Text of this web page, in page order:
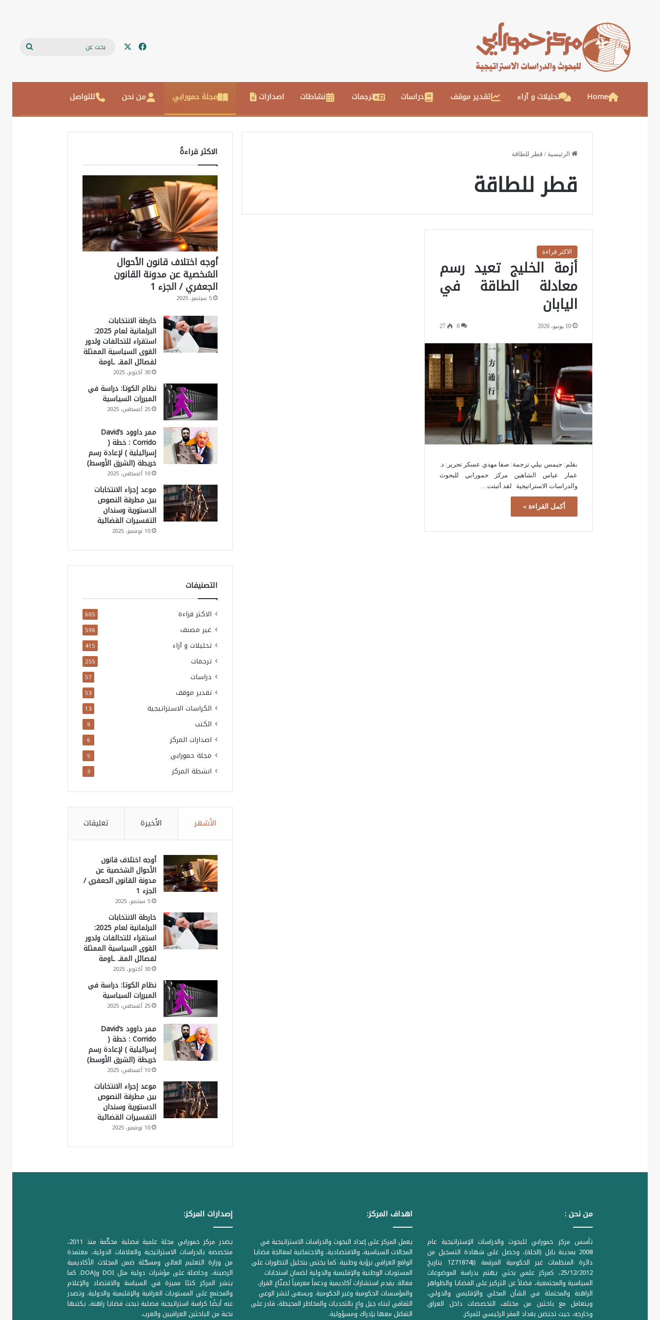
فيسبوك
Home تحليلات و آراء تقدير موقف دراسات ترجمات نشاطات اصدارات مجلة حمورابي من نحن للتواصل
الرئيسية / قطر للطاقة
قطر للطاقة
الاكثر قراءة
أزمة الخليج تعيد رسم
معادلة الطاقة في
اليابان
10 يونيو، 2026 0
27
بقلم: جيمس بيلي ترجمة: صفا مهدي عسكر تحرير: د.
عمار عباس الشاهين مركز حمورابي للبحوث
والدراسات الاستراتيجية لقد أثبتت…
أكمل القراءة »
الاكثر قراءةً
أوجه اختلاف قانون الأحوال
الشخصية عن مدونة القانون
الجعفري / الجزء 1
5 سبتمبر، 2025
خارطة الانتخابات
البرلمانية لعام 2025:
استقراء للتحالفات ولدور
القوى السياسية الممثلة
لفصائل المقـ ـاومة
30 أكتوبر، 2025
نظام الكوتا: دراسة في
المبررات السياسية
25 أغسطس، 2025
ممر داوود David’s
Corrido : خطة (
إسرائيلية ) لإعادة رسم
خريطة (الشرق الأوسط)
10 أغسطس، 2025
موعد إجراء الانتخابات
بين مطرقة النصوص
الدستورية وسندان
التفسيرات القضائية
10 نوفمبر، 2025
التصنيفات
الاكثر قراءة 605
غير مصنف 596
تحليلات و آراء 415
ترجمات 255
دراسات 57
تقدير موقف 53
الكراسات الاستراتيجية 13
الكتب 9
اصدارات المركز 6
مجلة حمورابي 5
انشطة المركز 3
الأشهر الأخيرة تعليقات
أوجه اختلاف قانون
الأحوال الشخصية عن
مدونة القانون الجعفري /
الجزء 1
5 سبتمبر، 2025
خارطة الانتخابات
البرلمانية لعام 2025:
استقراء للتحالفات ولدور
القوى السياسية الممثلة
لفصائل المقـ ـاومة
30 أكتوبر، 2025
نظام الكوتا: دراسة في
المبررات السياسية
25 أغسطس، 2025
ممر داوود David’s
Corrido : خطة (
إسرائيلية ) لإعادة رسم
خريطة (الشرق الأوسط)
10 أغسطس، 2025
موعد إجراء الانتخابات
بين مطرقة النصوص
الدستورية وسندان
التفسيرات القضائية
10 نوفمبر، 2025
من نحن :
تأسس مركز حمورابي للبحوث والدراسات الإستراتيجية عام
2008 بمدينة بابل (الحلة)، وحصل على شهادة التسجيل من
دائرة المنظمات غير الحكومية المرقمة ((1Z71874 بتاريخ
25/12/2012، كمركز علمي بحثي يهتم بدراسة الموضوعات
السياسية والمجتمعية، فضلاً عن التركيز على القضايا والظواهر
الراهنة والمحتملة في الشأن المحلي والإقليمي والدولي،
ويتعامل مع باحثين من مختلف التخصصات داخل العراق
وخارجه، حيث تحتضن بغداد المقر الرئيسي للمركز.
اهداف المركز:
يعمل المركز على إعداد البحوث والدراسات الاستراتيجية في
المجالات السياسية، والاقتصادية، والاجتماعية لمعالجة قضايا
الواقع العراقي برؤية وطنية. كما يختص بتحليل التطورات على
المستويات الوطنية والإقليمية والدولية لضمان استجابات
فعالة. يقدم استشارات أكاديمية ودعماً معرفياً لصنّاع القرار،
والمؤسسات الحكومية وغير الحكومية. ويسعى لنشر الوعي
الثقافي لبناء جيل واعٍ بالتحديات والمخاطر المحيطة، قادر على
التفاعل معها بإدراك ومسؤولية.
إصدارات المركز:
يصدر مركز حمورابي مجلة علمية فصلية محكّمة منذ 2011،
متخصصة بالدراسات الاستراتيجية والعلاقات الدولية، معتمدة
من وزارة التعليم العالي ومسجّلة ضمن المجلات الأكاديمية
الرصينة، وحاصلة على مؤشرات دولية مثل DOI وDOAJ. كما
ينشر المركز كتبًا مميزة في السياسة والاقتصاد والإعلام
والمجتمع على المستويات العراقية والإقليمية والدولية. وتصدر
عنه أيضًا كراسة استراتيجية فصلية تبحث قضايا راهنة، يكتبها
نخبة من الباحثين العراقيين والعرب.